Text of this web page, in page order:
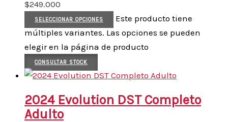
$249.000
SELECCIONAR OPCIONES
Este producto tiene
múltiples variantes. Las opciones se pueden
elegir en la página de producto
CONSULTAR STOCK
2024 Evolution DST Completo
Adulto